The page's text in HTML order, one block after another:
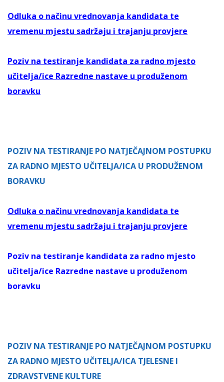
Odluka o načinu vrednovanja kandidata te
vremenu mjestu sadržaju i trajanju provjere
Poziv na testiranje kandidata za radno mjesto
učitelja/ice Razredne nastave u produženom
boravku
POZIV NA TESTIRANJE PO NATJEČAJNOM POSTUPKU
ZA RADNO MJESTO UČITELJA/ICA U PRODUŽENOM
BORAVKU
Odluka o načinu vrednovanja kandidata te
vremenu mjestu sadržaju i trajanju provjere
Poziv na testiranje kandidata za radno mjesto
učitelja/ice Razredne nastave u produženom
boravku
POZIV NA TESTIRANJE PO NATJEČAJNOM POSTUPKU
ZA RADNO MJESTO UČITELJA/ICA TJELESNE I
ZDRAVSTVENE KULTURE